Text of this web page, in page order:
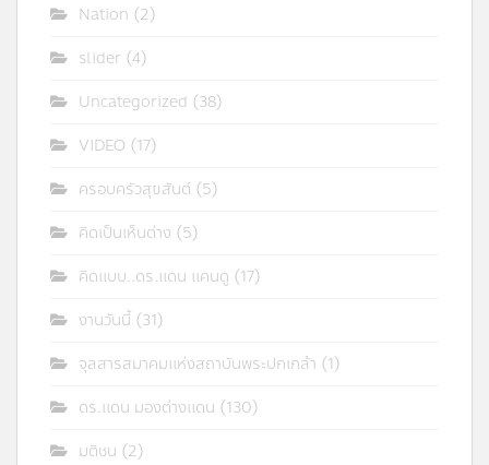
Nation (2)
slider (4)
Uncategorized (38)
VIDEO (17)
ครอบครัวสุขสันต์ (5)
คิดเป็นเห็นต่าง (5)
คิดแบบ..ดร.แดน แคนดู (17)
งานวันนี้ (31)
จุลสารสมาคมแห่งสถาบันพระปกเกล้า (1)
ดร.แดน มองต่างแดน (130)
มติชน (2)